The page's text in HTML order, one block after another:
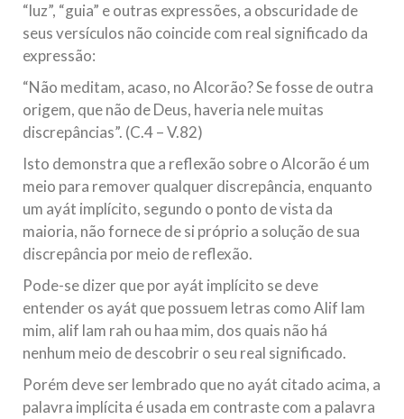
“luz”, “guia” e outras expressões, a obscuridade de
seus versículos não coincide com real significado da
expressão:
“Não meditam, acaso, no Alcorão? Se fosse de outra
origem, que não de Deus, haveria nele muitas
discrepâncias”. (C.4 – V.82)
Isto demonstra que a reflexão sobre o Alcorão é um
meio para remover qualquer discrepância, enquanto
um ayát implícito, segundo o ponto de vista da
maioria, não fornece de si próprio a solução de sua
discrepância por meio de reflexão.
Pode-se dizer que por ayát implícito se deve
entender os ayát que possuem letras como Alif lam
mim, alif lam rah ou haa mim, dos quais não há
nenhum meio de descobrir o seu real significado.
Porém deve ser lembrado que no ayát citado acima, a
palavra implícita é usada em contraste com a palavra